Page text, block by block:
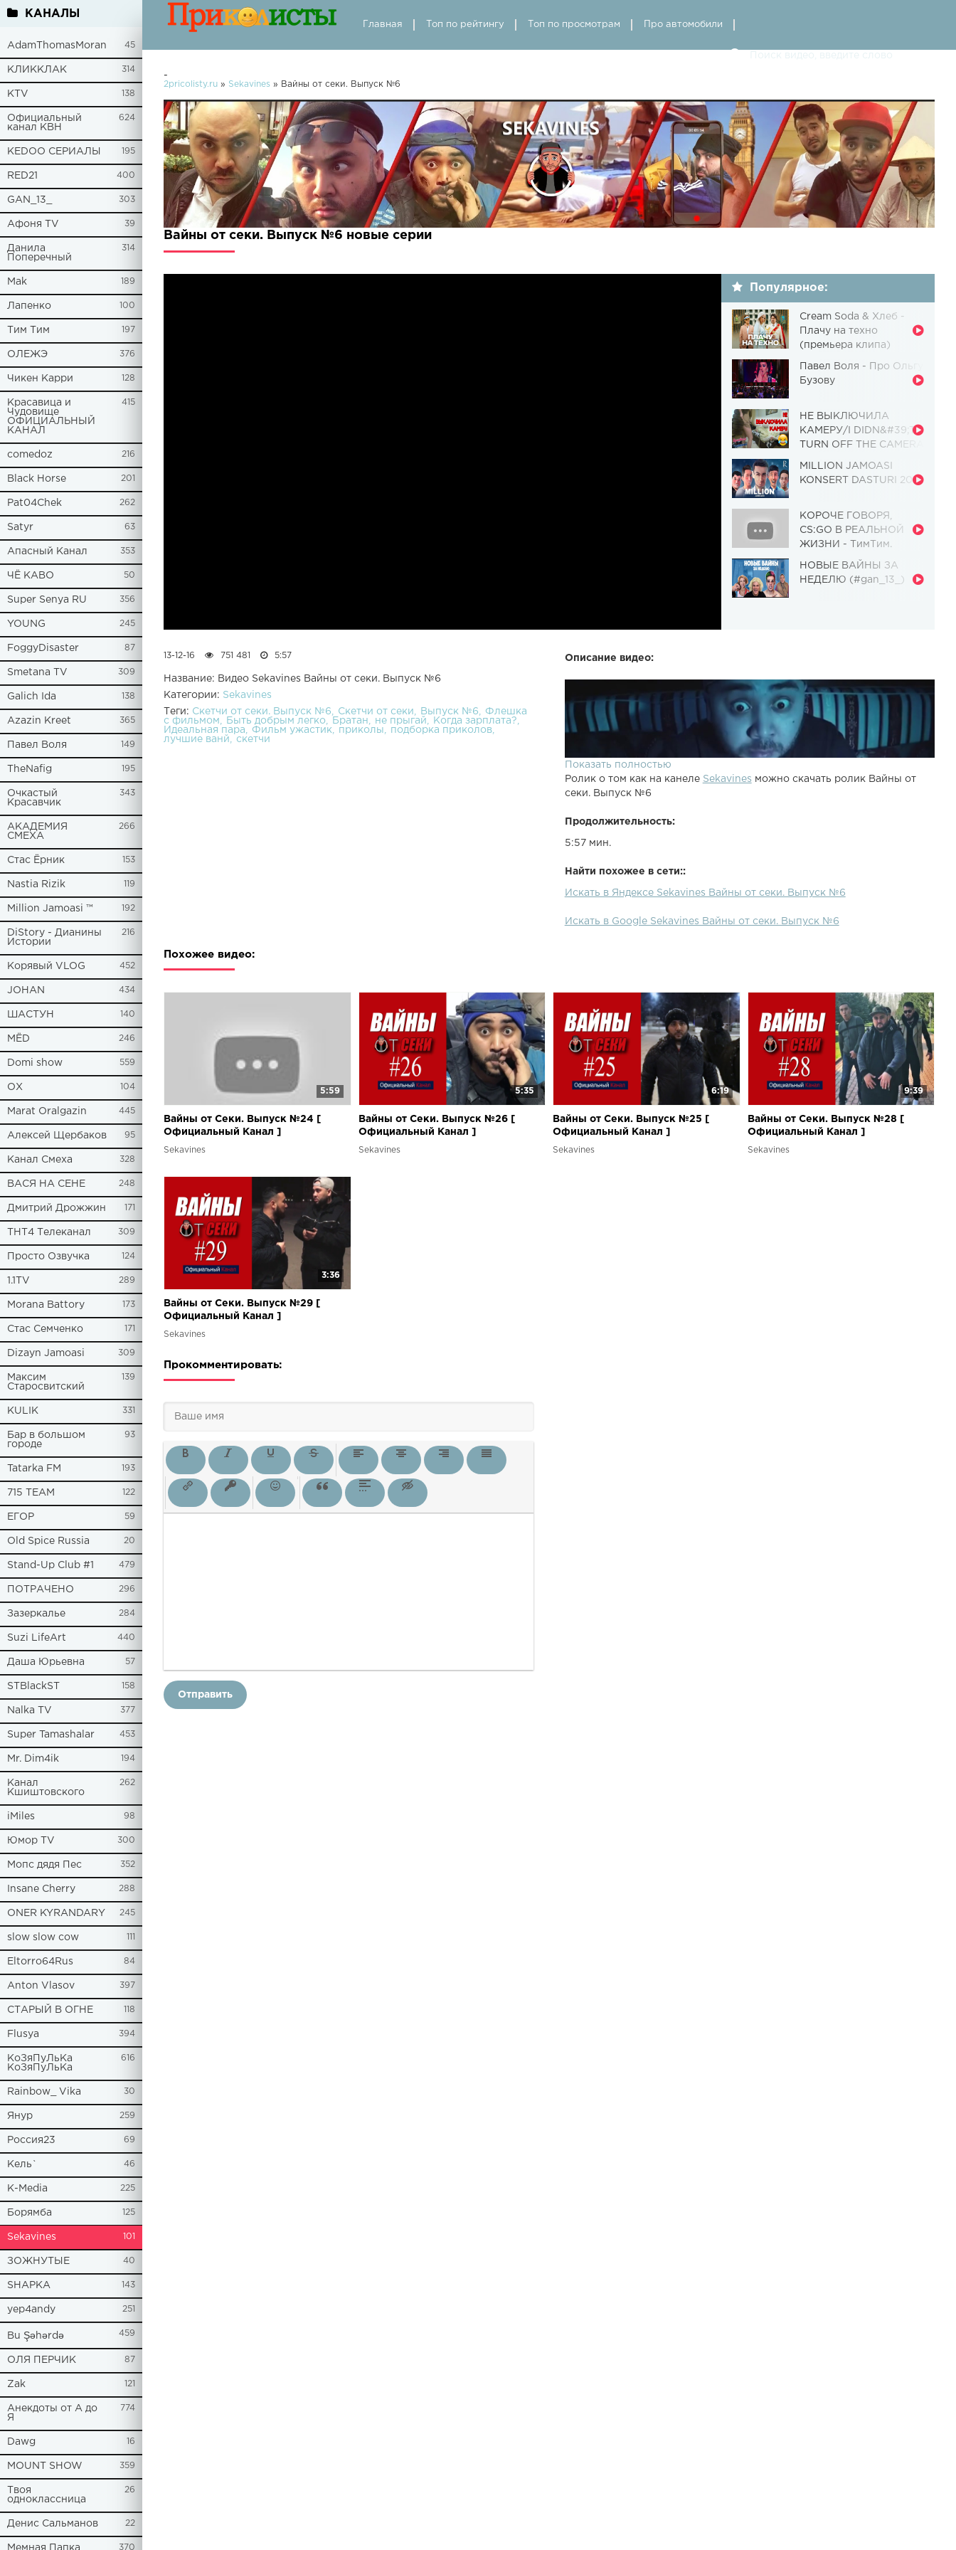
КАНАЛЫ
AdamThomasMoran 45
КЛИККЛАК 314
KTV 138
Официальный
канал КВН
624
KEDOO СЕРИАЛЫ 195
RED21 400
GAN_13_ 303
Афоня TV 39
Данила
Поперечный
314
Mak 189
Лапенко 100
Tим Тим 197
ОЛЕЖЭ 376
Чикен Карри 128
Красавица и
Чудовище
ОФИЦИАЛЬНЫЙ
КАНАЛ
415
comedoz 216
Black Horse 201
Pat04Chek 262
Satyr 63
Апасный Канал 353
ЧЁ КАВО 50
Super Senya RU 356
YOUNG 245
FoggyDisaster 87
Smetana TV 309
Galich Ida 138
Azazin Kreet 365
Павел Воля 149
TheNafig 195
Очкастый
Красавчик
343
АКАДЕМИЯ
СМЕХА
266
Стас Ёрник 153
Nastia Rizik 119
Million Jamoasi ™ 192
DiStory - Дианины
Истории
216
Корявый VLOG 452
JOHAN 434
ШАСТУН 140
МЁD 246
Domi show 559
ОХ 104
Marat Oralgazin 445
Алексей Щербаков 95
Канал Смеха 328
ВАСЯ НА СЕНЕ 248
Дмитрий Дрожжин 171
ТНТ4 Телеканал 309
Просто Озвучка 124
1.1TV 289
Morana Battory 173
Стас Семченко 171
Dizayn Jamoasi 309
Максим
Старосвитский
139
KULIK 331
Бар в большом
городе
93
Tatarka FM 193
715 TEAM 122
ЕГОР 59
Old Spice Russia 20
Stand-Up Club #1 479
ПОТРАЧЕНО 296
Зазеркалье 284
Suzi LifeArt 440
Даша Юрьевна 57
STBlackST 158
Nalka TV 377
Super Tamashalar 453
Mr. Dim4ik 194
Канал
Кшиштовского
262
iMiles 98
Юмор TV 300
Мопс дядя Пес 352
Insane Cherry 288
ONER KYRANDARY 245
slow slow cow 111
Eltorro64Rus 84
Anton Vlasov 397
СТАРЫЙ В ОГНЕ 118
Flusya 394
КоЗяПуЛьКа
КоЗяПуЛьКа
616
Rainbow_ Vika 30
Янур 259
Россия23 69
Кель` 46
К-Media 225
Борямба 125
Sekavines 101
ЗОЖНУТЫЕ 40
SHAPKA 143
yep4andy 251
Bu Şəhərdə 459
ОЛЯ ПЕРЧИК 87
Zak 121
Анекдоты от А до
Я
774
Dawg 16
MOUNT SHOW 359
Твоя
одноклассница
26
Денис Сальманов 22
Мемная Папка 370
Главная Топ по рейтингу Топ по просмотрам Про автомобили
-
2pricolisty.ru » Sekavines » Вайны от секи. Выпуск №6
Вайны от секи. Выпуск №6 новые серии
Популярное:
Cream Soda & Хлеб -
Плачу на техно
(премьера клипа)
Павел Воля - Про Ольгу
Бузову
НЕ ВЫКЛЮЧИЛА
КАМЕРУ/I DIDN&#39;T
TURN OFF THE CAMERA
Чудовище] (Выпуск 110)
MILLION JAMOASI
KONSERT DASTURI 2019
КОРОЧЕ ГОВОРЯ,
CS:GO В РЕАЛЬНОЙ
ЖИЗНИ - ТимТим.
НОВЫЕ ВАЙНЫ ЗА
НЕДЕЛЮ (#gan_13_)
Описание видео:
Показать полностью
Ролик о том как на канеле Sekavines можно скачать ролик Вайны от
секи. Выпуск №6
Продолжительность:
5:57 мин.
Найти похожее в сети::
Искать в Яндексе Sekavines Вайны от секи. Выпуск №6
Искать в Google Sekavines Вайны от секи. Выпуск №6
13-12-16 751 481 5:57
Название: Видео Sekavines Вайны от секи. Выпуск №6
Категории: Sekavines
Теги: Скетчи от секи. Выпуск №6 Скетчи от секи Выпуск №6
Флешка
с фильмом
Быть добрым легко Братан не прыгай
Когда зарплата?
Идеальная пара
Фильм ужастик приколы
подборка приколов
лучшие ванй
скетчи
Похожее видео:
5:59
Вайны от Секи. Выпуск №24 [
Oфициальный Kанал ]
Sekavines
5:35
Вайны от Секи. Выпуск №26 [
Oфициальный Kанал ]
Sekavines
6:19
Вайны от Секи. Выпуск №25 [
Oфициальный Kанал ]
Sekavines
9:39
Вайны от Секи. Выпуск №28 [
Oфициальный Kанал ]
Sekavines
3:36
Вайны от Секи. Выпуск №29 [
Oфициальный Kанал ]
Sekavines
Прокомментировать:
Отправить